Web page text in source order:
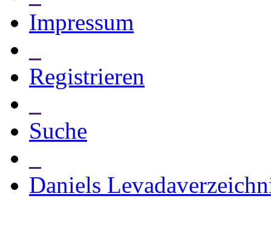
Impressum
Registrieren
Suche
Daniels